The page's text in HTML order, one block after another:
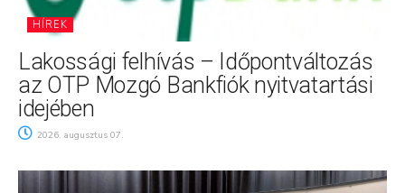
HÍREK
Lakossági felhívás – Időpontváltozás
az OTP Mozgó Bankfiók nyitvatartási
idejében
2026. augusztus 07.